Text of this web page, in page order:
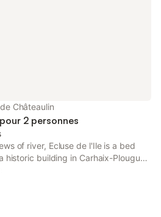
Châteaulin
2 personnes
of river, Ecluse de l'Ile is a bed
building in Carhaix-Plouguer,
Close. This property offers access
parking.